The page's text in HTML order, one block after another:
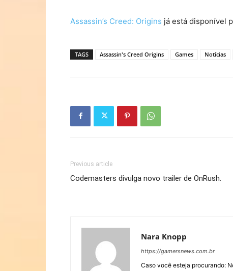
Assassin’s Creed: Origins já está disponível
TAGS Assassin's Creed Origins Games Notícias
Previous article
Codemasters divulga novo trailer de OnRush.
Nara Knopp
https://gamersnews.com.br
Caso você esteja procurando: